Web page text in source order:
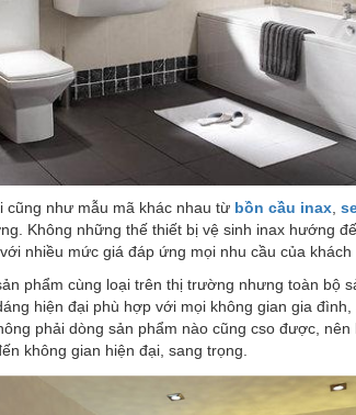
cũng như mẫu mã khác nhau từ bồn cầu inax,
Không những thế thiết bị vệ sinh inax hướng
nhiều mức giá đáp ứng mọi nhu cầu của khách
phẩm cùng loại trên thị trường nhưng toàn bộ
hiện đại phù hợp với mọi không gian gia
phải dòng sản phẩm nào cũng cso được, nên
không gian hiện đại, sang trọng.